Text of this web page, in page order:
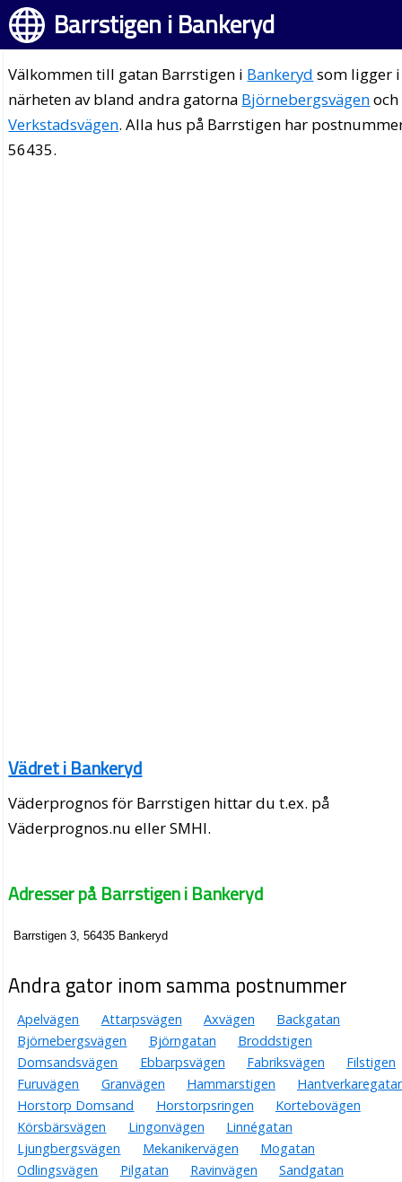
Barrstigen i Bankeryd
Välkommen till gatan Barrstigen i Bankeryd som ligger i
närheten av bland andra gatorna Björnebergsvägenoch
Verkstadsvägen. Alla hus på Barrstigen har
56435.
Vädret i Bankeryd
Väderprognos för Barrstigen hittar du t.ex. på
Väderprognos.nu eller SMHI.
Adresser på Barrstigen i Bankeryd
Barrstigen 3, 56435 Bankeryd
Andra gator inom samma postnummer
Apelvägen Attarpsvägen Axvägen
Backgatan
Björnebergsvägen
Björngatan
Broddstigen
Domsandsvägen
Ebbarpsvägen Fabriksvägen
Filstigen
Furuvägen
Granvägen Hammarstigen
Horstorp Domsand
Horstorpsringen
Kortebovägen
Körsbärsvägen
Lingonvägen
Linnégatan
Ljungbergsvägen
Mekanikervägen
Mogatan
Odlingsvägen
Pilgatan Ravinvägen
Sandgatan